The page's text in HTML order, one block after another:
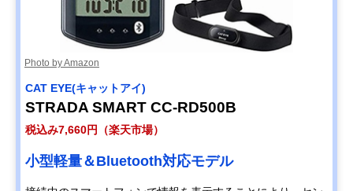
Photo by Amazon
CAT EYE(キャットアイ)
STRADA SMART CC-RD500B
税込み7,660円（楽天市場）
小型軽量＆Bluetooth対応モデル